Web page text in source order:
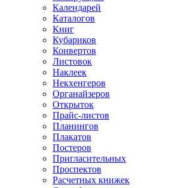
Календарей
Каталогов
Книг
Кубариков
Конвертов
Листовок
Наклеек
Некхенгеров
Органайзеров
Открыток
Прайс-листов
Планингов
Плакатов
Постеров
Пригласительных
Проспектов
Расчетных книжек